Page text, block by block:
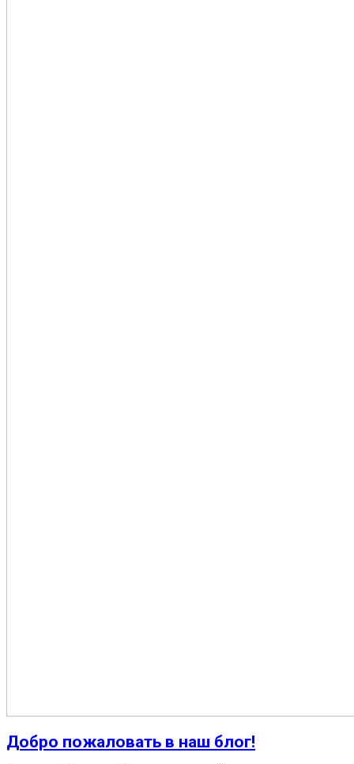
Добро пожаловать в наш блог!